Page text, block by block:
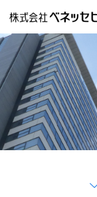
私たちの考え
トピックス
会社情報
事業・業務内容
働く人イン